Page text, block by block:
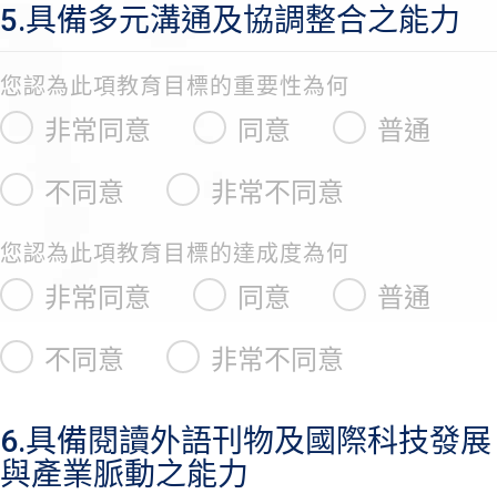
5.具備多元溝通及協調整合之能力
您認為此項教育目標的重要性為何
非常同意 同意
普通
不同意
非常不同意
您認為此項教育目標的達成度為何
非常同意 同意
普通
不同意
非常不同意
6.具備閱讀外語刊物及國際科技發展
與產業脈動之能力